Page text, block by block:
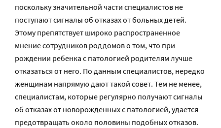
поскольку значительной части специалистов не
поступают сигналы об отказах от больных детей.
Этому препятствует широко распространенное
мнение сотрудников роддомов о том, что при
рождении ребенка с патологией родителям лучше
отказаться от него. По данным специалистов, нередко
женщинам напрямую дают такой совет. Тем не менее,
специалистам, которые регулярно получают сигналы
об отказах от новорожденных с патологией, удается
предотвращать около половины подобных отказов.